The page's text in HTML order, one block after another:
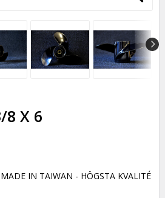
8 X 6
IN TAIWAN - HÖGSTA KVALITÉ